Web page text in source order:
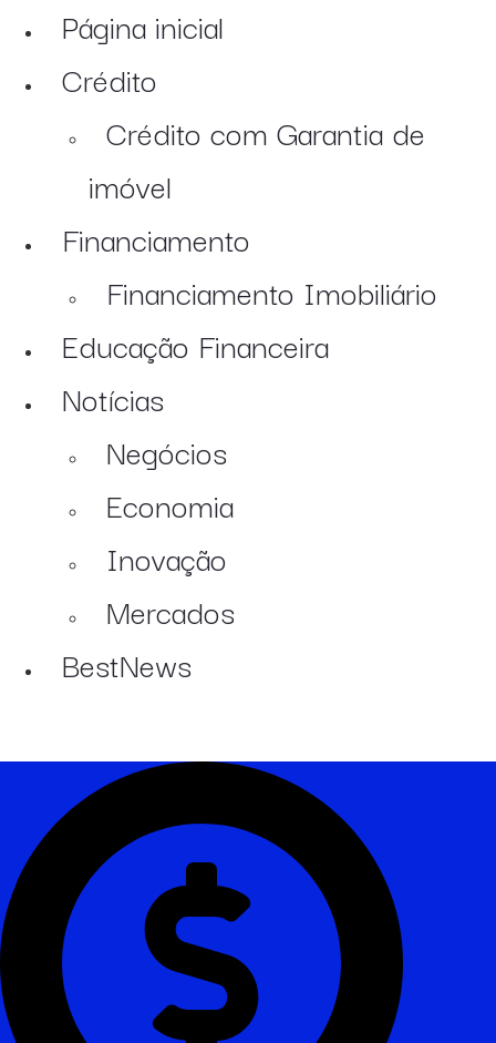
Página inicial
Crédito
Crédito com Garantia de
imóvel
Financiamento
Financiamento Imobiliário
Educação Financeira
Notícias
Negócios
Economia
Inovação
Mercados
BestNews